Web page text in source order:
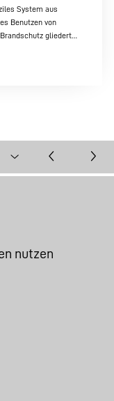
System aus
Benutzen von
gliedert…
nutzen